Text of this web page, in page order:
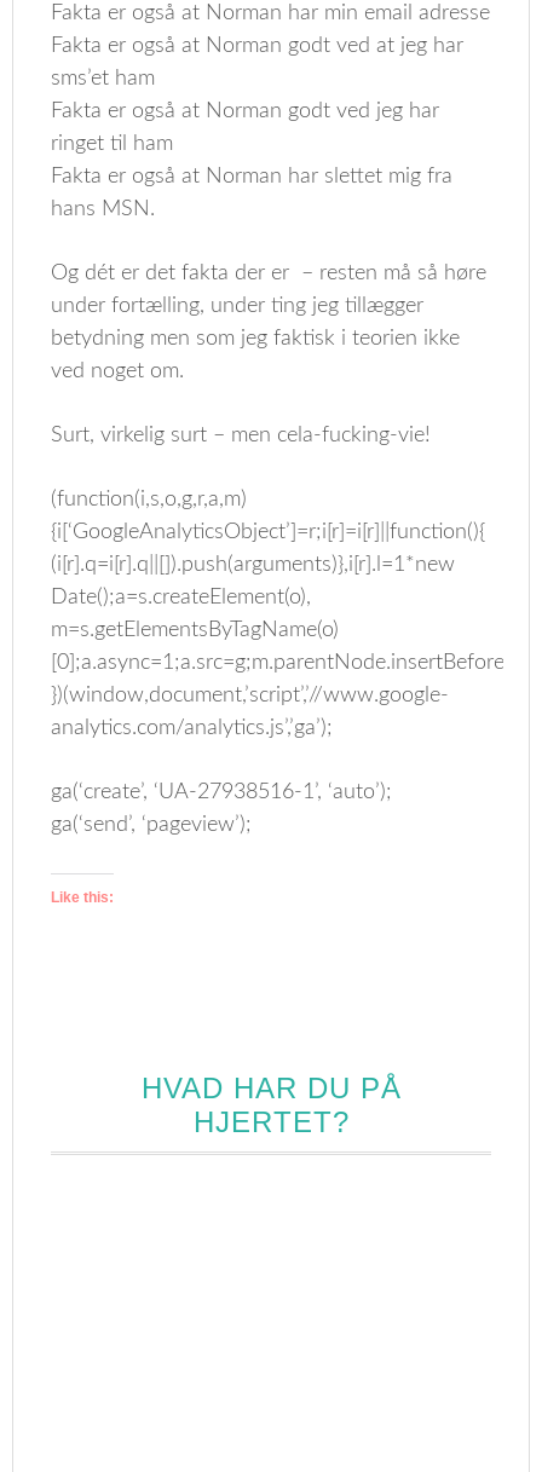
Fakta er også at Norman har min email adresse
Fakta er også at Norman godt ved at jeg har
sms’et ham
Fakta er også at Norman godt ved jeg har
ringet til ham
Fakta er også at Norman har slettet mig fra
hans MSN.
Og dét er det fakta der er – resten må så høre
under fortælling, under ting jeg tillægger
betydning men som jeg faktisk i teorien ikke
ved noget om.
Surt, virkelig surt – men cela-fucking-vie!
(function(i,s,o,g,r,a,m)
{i[‘GoogleAnalyticsObject’]=r;i[r]=i[r]||function(){
(i[r].q=i[r].q||[]).push(arguments)},i[r].l=1*new
Date();a=s.createElement(o),
m=s.getElementsByTagName(o)
})(window,document,’script’,’//www.google-
analytics.com/analytics.js’,’ga’);
ga(‘create’, ‘UA-27938516-1’, ‘auto’);
ga(‘send’, ‘pageview’);
Like this:
HVAD HAR DU PÅ
HJERTET?